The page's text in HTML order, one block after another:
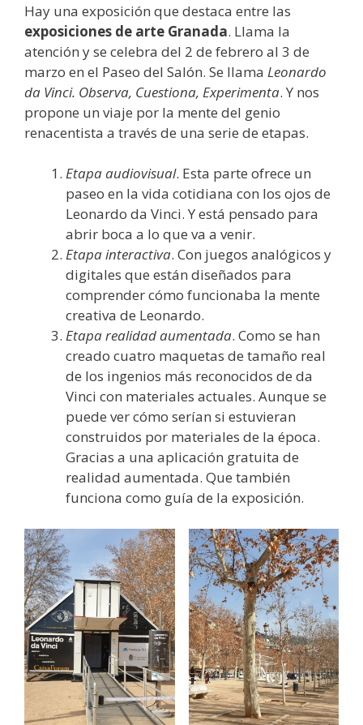
Hay una exposición que destaca entre las
exposiciones de arte Granada. Llama la
atención y se celebra del 2 de febrero al 3 de
marzo en el Paseo del Salón. Se llama Leonardo
da Vinci. Observa, Cuestiona, Experimenta. Y nos
propone un viaje por la mente del genio
renacentista a través de una serie de etapas.
Etapa audiovisual. Esta parte ofrece un
paseo en la vida cotidiana con los ojos de
Leonardo da Vinci. Y está pensado para
abrir boca a lo que va a venir.
Etapa interactiva. Con juegos analógicos y
digitales que están diseñados para
comprender cómo funcionaba la mente
creativa de Leonardo.
Etapa realidad aumentada. Como se han
creado cuatro maquetas de tamaño real
de los ingenios más reconocidos de da
Vinci con materiales actuales. Aunque se
puede ver cómo serían si estuvieran
construidos por materiales de la época.
Gracias a una aplicación gratuita de
realidad aumentada. Que también
funciona como guía de la exposición.